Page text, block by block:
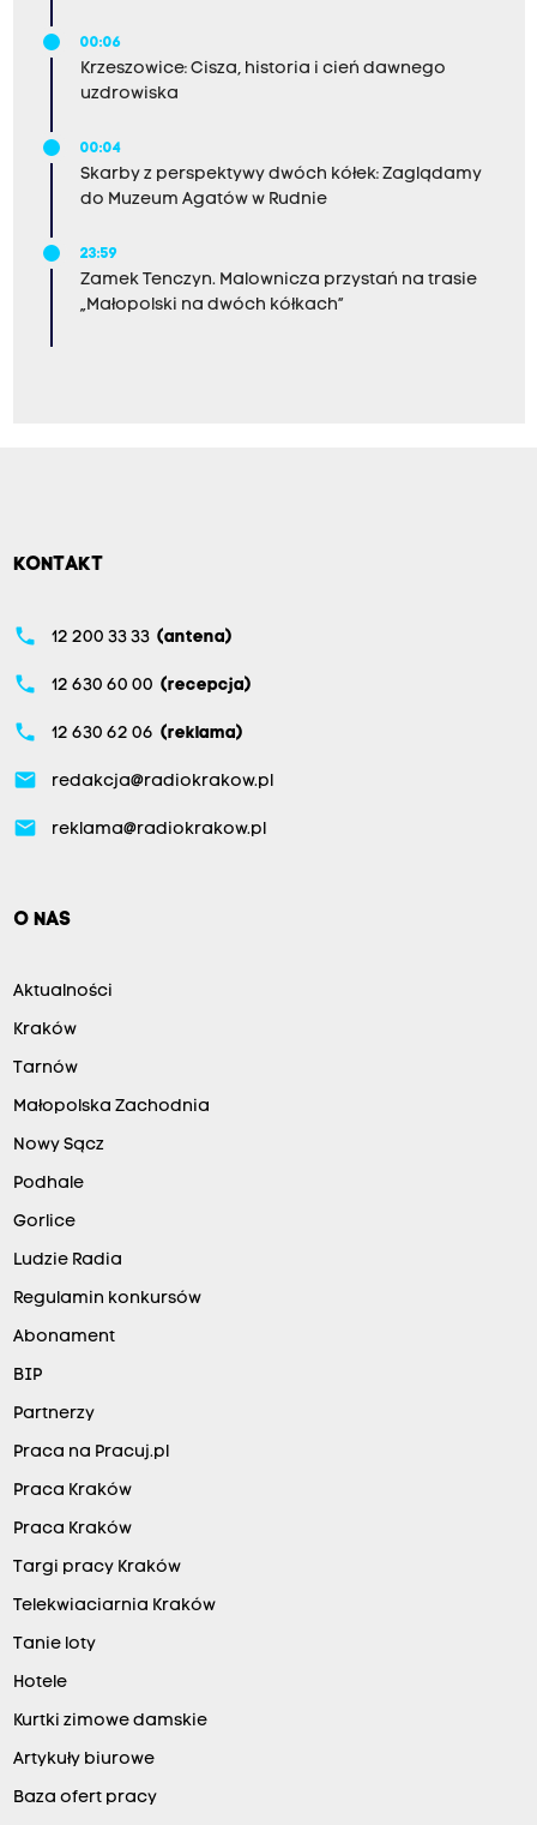
00:06
Krzeszowice: Cisza, historia i cień dawnego
uzdrowiska
00:04
Skarby z perspektywy dwóch kółek: Zaglądamy
do Muzeum Agatów w Rudnie
23:59
Zamek Tenczyn. Malownicza przystań na trasie
„Małopolski na dwóch kółkach”
KONTAKT
phone 12 200 33 33 (antena)
phone 12 630 60 00 (recepcja)
phone 12 630 62 06 (reklama)
email redakcja@radiokrakow.pl
email reklama@radiokrakow.pl
O NAS
Aktualności
Kraków
Tarnów
Małopolska Zachodnia
Nowy Sącz
Podhale
Gorlice
Ludzie Radia
Regulamin konkursów
Abonament
BIP
Partnerzy
Praca na Pracuj.pl
Praca Kraków
Praca Kraków
Targi pracy Kraków
Telekwiaciarnia Kraków
Tanie loty
Hotele
Kurtki zimowe damskie
Artykuły biurowe
Baza ofert pracy